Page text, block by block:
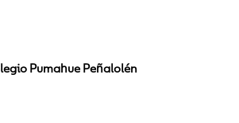
Pumahue Peñalolén